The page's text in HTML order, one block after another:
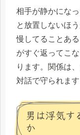
相手が静かにな
と放置しないほ
慢してることあ
がすぐ返ってこ
ります。関係は
対話で守られます
男は浮気す
か